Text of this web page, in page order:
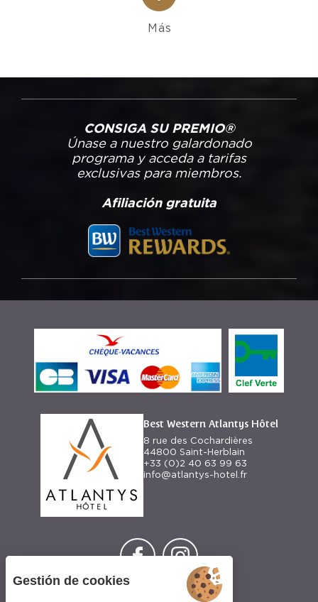
Más
CONSIGA SU PREMIO®
Únase a nuestro galardonado
programa y acceda a tarifas
exclusivas para miembros.
Afiliación gratuita
Best Western Atlantys Hôtel
8 rue des Cochardières
44800 Saint-Herblain
+33 (0)2 40 63 99 63
info@atlantys-hotel.fr
Gestión de cookies